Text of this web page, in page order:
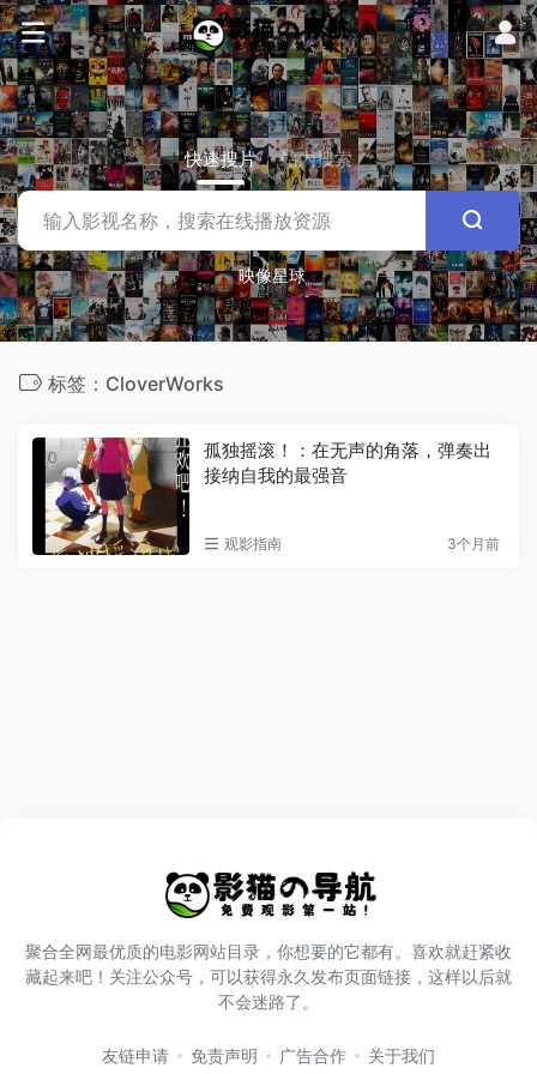
快速搜片 站内搜索
映像星球
标签：CloverWorks
孤独摇滚！：在无声的角落，弹奏出
接纳自我的最强音
观影指南 3个月前
聚合全网最优质的电影网站目录，你想要的它都有。喜欢就赶紧收
藏起来吧！关注公众号，可以获得永久发布页面链接，这样以后就
不会迷路了。
友链申请 免责声明 广告合作 关于我们